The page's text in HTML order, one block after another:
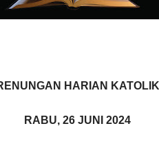
HARIAN KATOLIK
RABU, 26 JUNI 2024